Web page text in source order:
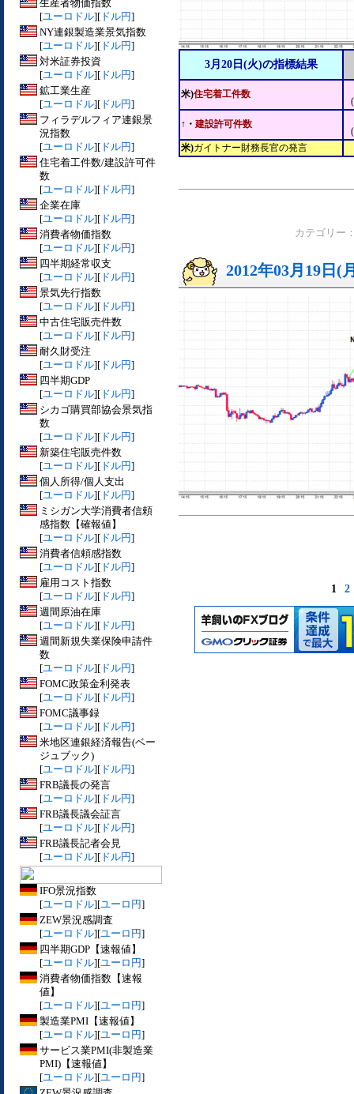
生産者物価指数
[ユーロドル][ ドル円]
NY連銀製造業景気指数
[ユーロドル][ ドル円]
対米証券投資
[ユーロドル][ ドル円]
鉱工業生産
[ユーロドル][ ドル円]
フィラデルフィア連銀景
況指数
[ユーロドル][ ドル円]
住宅着工件数/建設許可件
数
[ユーロドル][ ドル円]
企業在庫
[ユーロドル][ ドル円]
消費者物価指数
[ユーロドル][ ドル円]
四半期経常収支
[ユーロドル][ ドル円]
景気先行指数
[ユーロドル][ ドル円]
中古住宅販売件数
[ユーロドル][ ドル円]
耐久財受注
[ユーロドル][ ドル円]
四半期GDP
[ユーロドル][ ドル円]
シカゴ購買部協会景気指
数
[ユーロドル][ ドル円]
新築住宅販売件数
[ユーロドル][ ドル円]
個人所得/個人支出
[ユーロドル][ ドル円]
ミシガン大学消費者信頼
感指数【確報値】
[ユーロドル][ ドル円]
消費者信頼感指数
[ユーロドル][ ドル円]
雇用コスト指数
[ユーロドル][ ドル円]
週間原油在庫
[ユーロドル][ ドル円]
週間新規失業保険申請件
数
[ユーロドル][ ドル円]
FOMC政策金利発表
[ユーロドル][ ドル円]
FOMC議事録
[ユーロドル][ ドル円]
米地区連銀経済報告(ベー
ジュブック)
[ユーロドル][ ドル円]
FRB議長の発言
[ユーロドル][ ドル円]
FRB議長議会証言
[ユーロドル][ ドル円]
FRB議長記者会見
[ユーロドル][ ドル円]
IFO景況指数
[ユーロドル][ユーロ円]
ZEW景況感調査
[ユーロドル][ユーロ円]
四半期GDP【速報値】
[ユーロドル][ユーロ円]
消費者物価指数【速報
値】
[ユーロドル][ユーロ円]
製造業PMI【速報値】
[ユーロドル][ユーロ円]
サービス業PMI(非製造業
PMI)【速報値】
[ユーロドル][ユーロ円]
3月20日(火)の指標結果
米)住宅着工件数
↑・ 建設許可件数
米)ガイトナー財務長官の発言
カテゴリー
2012年03月19日(
1 2